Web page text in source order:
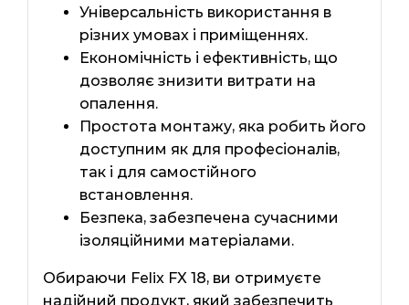
Універсальність використання в
різних умовах і приміщеннях.
Економічність і ефективність, що
дозволяє знизити витрати на
опалення.
Простота монтажу, яка робить його
доступним як для професіоналів,
так і для самостійного
встановлення.
Безпека, забезпечена сучасними
ізоляційними матеріалами.
Обираючи Felix FX 18, ви отримуєте
надійний продукт, який забезпечить